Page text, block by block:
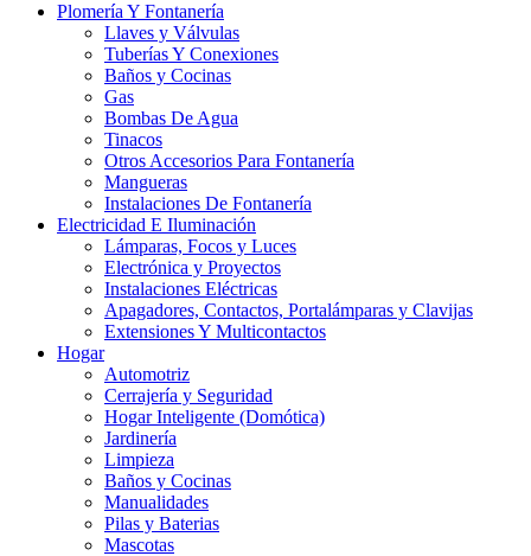
Plomería Y Fontanería
Llaves y Válvulas
Tuberías Y Conexiones
Baños y Cocinas
Gas
Bombas De Agua
Tinacos
Otros Accesorios Para Fontanería
Mangueras
Instalaciones De Fontanería
Electricidad E Iluminación
Lámparas, Focos y Luces
Electrónica y Proyectos
Instalaciones Eléctricas
Apagadores, Contactos, Portalámparas y Clavijas
Extensiones Y Multicontactos
Hogar
Automotriz
Cerrajería y Seguridad
Hogar Inteligente (Domótica)
Jardinería
Limpieza
Baños y Cocinas
Manualidades
Pilas y Baterias
Mascotas